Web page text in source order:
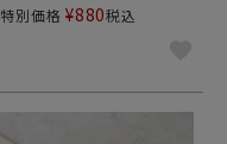
別価格 ¥880税込